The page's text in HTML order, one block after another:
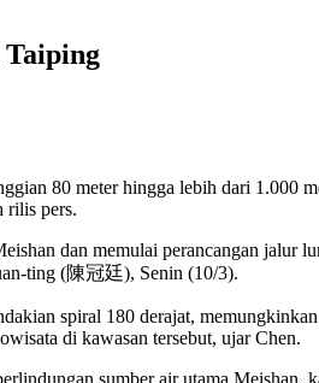
80 meter hingga lebih dari 1.000
rilis pers.
dan memulai perancangan jalur
ting (陳冠廷), Senin (10/3).
spiral 180 derajat,
di kawasan tersebut, ujar Chen.
sumber air utama Meishan,